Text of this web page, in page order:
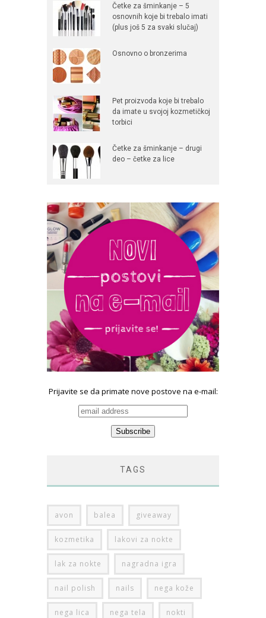
Četke za šminkanje – 5
osnovnih koje bi trebalo imati
(plus još 5 za svaki slučaj)
Osnovno o bronzerima
Pet proizvoda koje bi trebalo
da imate u svojoj kozmetičkoj
torbici
Četke za šminkanje – drugi
deo – četke za lice
Prijavite se da primate nove postove na e-mail:
TAGS
avon balea giveaway
kozmetika lakovi za nokte
lak za nokte nagradna igra
nail polish nails nega kože
nega lica nega tela nokti